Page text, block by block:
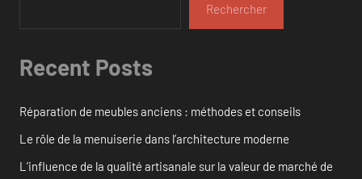
Rechercher
Recent Posts
Réparation de meubles anciens : méthodes et conseils
Le rôle de la menuiserie dans l’architecture moderne
L’influence de la qualité artisanale sur la valeur de marché de